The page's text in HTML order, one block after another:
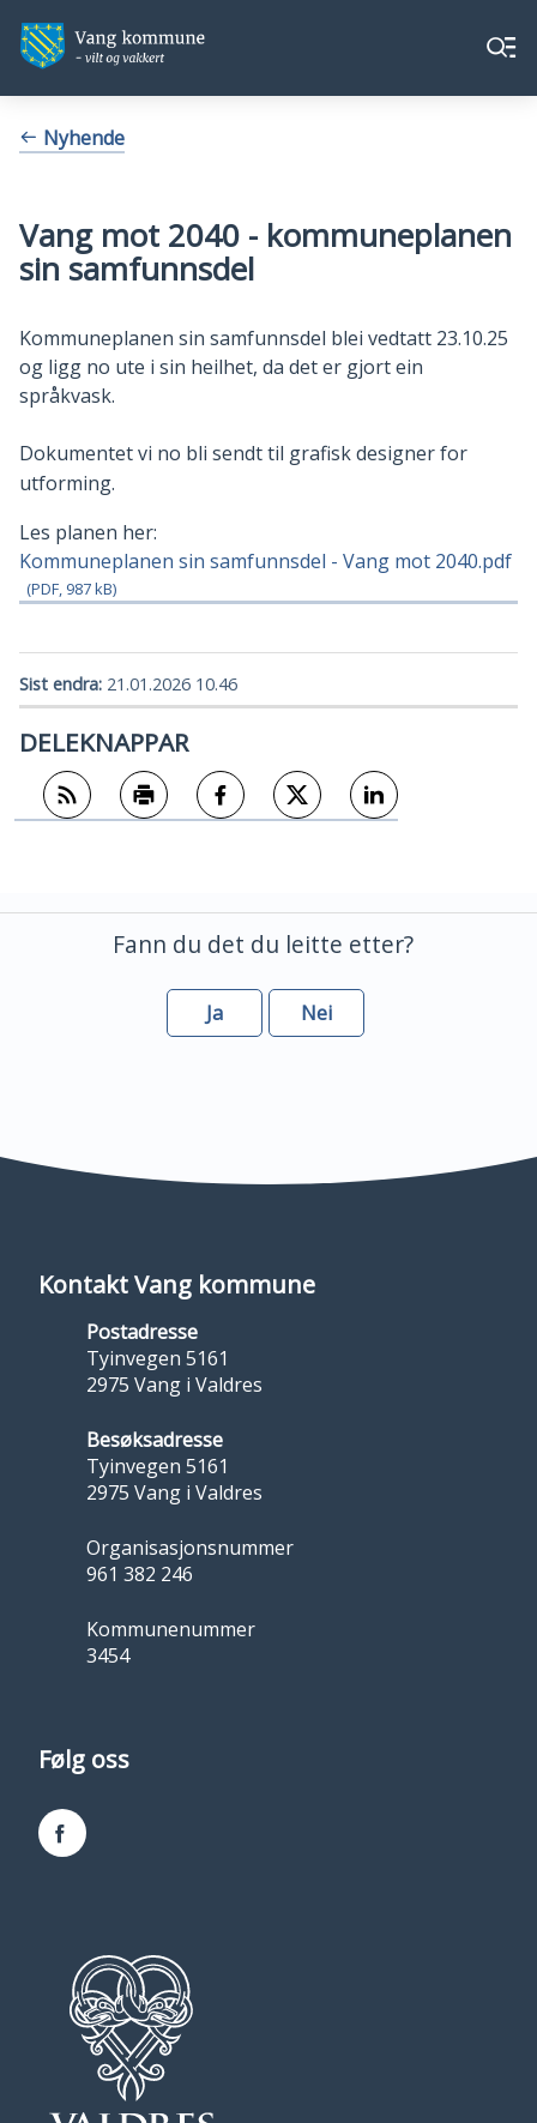
Vang
kommune
Vang
kommune
Meny
Du Nyhende
Vang mot 2040 - kommuneplanen
sin samfunnsdel
Kommuneplanen sin samfunnsdel blei vedtatt 23.10.25
og ligg no ute i sin heilhet, da det er gjort ein
språkvask.
Dokumentet vi no bli sendt til grafisk designer for
utforming.
Les planen her:
Kommuneplanen sin samfunnsdel - Vang mot 2040.pdf
(PDF, 987 kB)
Sist endra 21.01.2026 10.46
DELEKNAPPAR
Fann du det du leitte etter?
Ja Nei
Kontakt Vang kommune
Postadresse
Tyinvegen 5161
2975 Vang i Valdres
Besøksadresse
Tyinvegen 5161
2975 Vang i Valdres
Organisasjonsnummer
961 382 246
Kommunenummer
3454
Følg oss
Facebook